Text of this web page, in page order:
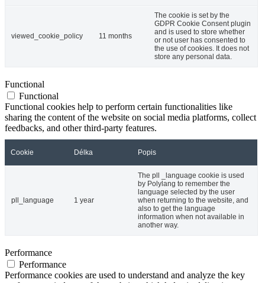
viewed_cookie_policy 11 months
The cookie is set by the
GDPR Cookie Consent plugin
and is used to store whether
or not user has consented to
the use of cookies. It does not
store any personal data.
Functional
Functional
Functional cookies help to perform certain functionalities like
sharing the content of the website on social media platforms, collect
feedbacks, and other third-party features.
Cookie Délka Popis
pll_language 1 year
The pll _language cookie is used
by Polylang to remember the
language selected by the user
when returning to the website, and
also to get the language
information when not available in
another way.
Performance
Performance
Performance cookies are used to understand and analyze the key